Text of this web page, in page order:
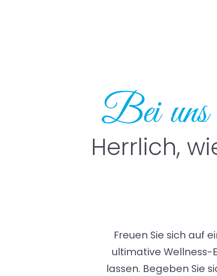
Bei uns
Herrlich,
Freuen Sie sich auf
ultimative Wellness-
lassen. Begeben Sie